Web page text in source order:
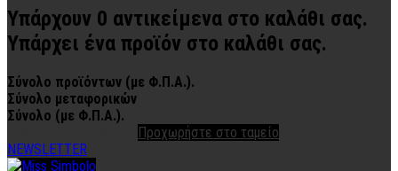
Υπάρχουν 0 αντικείμενα στο καλάθι σας.
Υπάρχει ένα προϊόν στο καλάθι σας.
Σύνολο προϊόντων (με Φ.Π.Α.).
Σύνολο μεταφορικών
Σύνολο (με Φ.Π.Α.).
Προχωρήστε στο ταμείο
NEWSLETTER